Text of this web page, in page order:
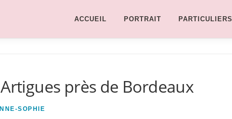
ACCUEIL PORTRAIT PARTICULIERS
près de Bordeaux
SOPHIE